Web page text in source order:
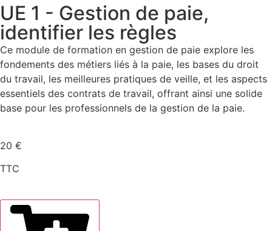
UE 1 - Gestion de paie,
identifier les règles
Ce module de formation en gestion de paie explore les
fondements des métiers liés à la paie, les bases du droit
du travail, les meilleures pratiques de veille, et les aspects
essentiels des contrats de travail, offrant ainsi une solide
base pour les professionnels de la gestion de la paie.
20 €
TTC